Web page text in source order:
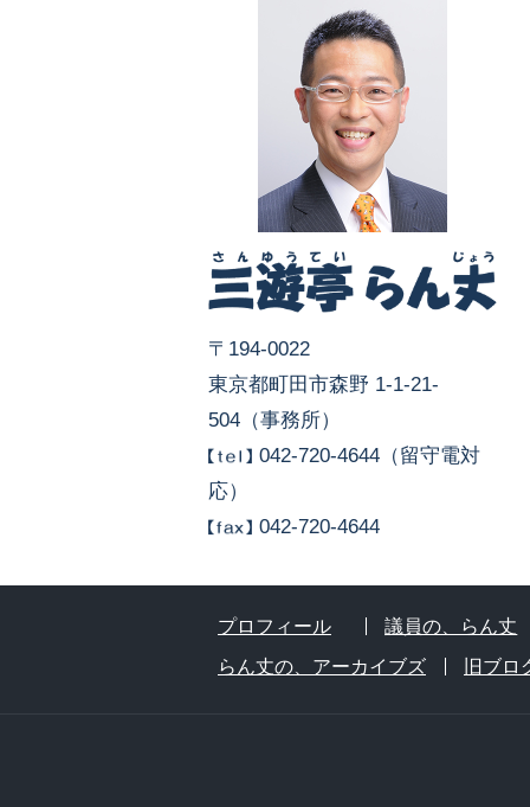
〒194-0022
東京都町田市森野 1-1-21-
504（事務所）
042-720-4644（留守電対
応）
042-720-4644
プロフィール
議員の、らん丈
らん丈の、アーカイブズ
旧ブロ